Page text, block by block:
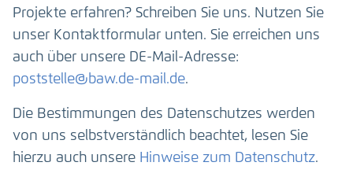
Projekte erfahren? Schreiben Sie uns. Nutzen Sie
unser Kontaktformular unten. Sie erreichen uns
auch über unsere DE-Mail-Adresse:
poststelle@baw.de-mail.de.
Die Bestimmungen des Datenschutzes werden
von uns selbstverständlich beachtet, lesen Sie
hierzu auch unsere Hinweise zum Datenschutz.